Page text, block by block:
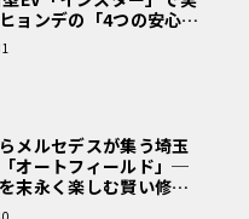
ョンデの「4つの安心」
・ヒョンデ6つの疑問：
】〈PR〉
メルセデスが集う埼玉
オートフィールド」─
末永く楽しむ賢い修理
ロがフックス製オイル